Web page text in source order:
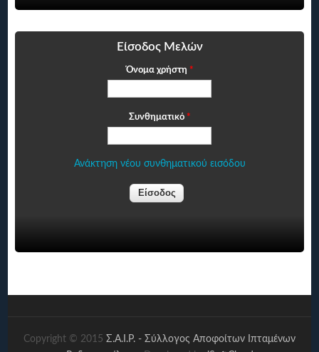
Είσοδος Μελών
Όνομα χρήστη *
Συνθηματικό *
Ανάκτηση νέου συνθηματικού εισόδου
Copyright © 2015 Σ.Α.Ι.Ρ. - Σύλλογος Αποφοίτων Ιπταμένων